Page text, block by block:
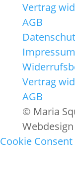
Vertrag
AGB
Impressum
Vertrag
AGB
© Maria
Cookie